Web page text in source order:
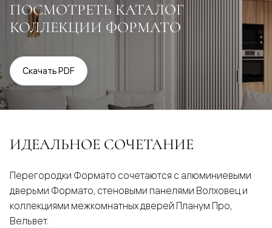
ПОСМОТРЕТЬ КАТАЛОГ
КОЛЛЕКЦИИ ФОРМАТО
Скачать PDF
ИДЕАЛЬНОЕ СОЧЕТАНИЕ
Перегородки Формато сочетаются с алюминиевыми
дверьми Формато, стеновыми панелями Волховец и
коллекциями межкомнатных дверей Планум Про,
Вельвет.